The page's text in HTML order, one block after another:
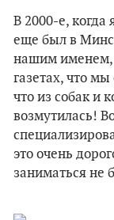
В 2000-е,
еще был в
нашим именем,
газетах, что
что из собак и
возмутилась!
это очень
заниматься не